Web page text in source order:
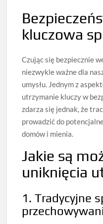
kluczowa
Czując się bezpiecznie
niezwykle ważne dla
umysłu. Jednym z
utrzymanie kluczy w
zdarza się jednak, że
prowadzić do
domów i mienia.
Jakie są
uniknięcia
1. Tradycyjne